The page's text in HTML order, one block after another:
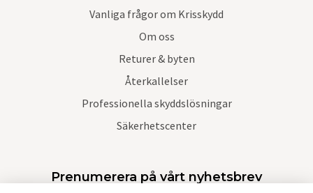
Vanliga frågor om Krisskydd
Om oss
Returer & byten
Återkallelser
Professionella skyddslösningar
Säkerhetscenter
Prenumerera på vårt nyhetsbrev